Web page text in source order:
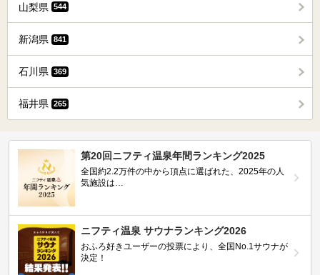
山梨県 544
新潟県 841
石川県 369
福井県 265
第20回ニフティ温泉年間ランキング2025
全国約2.2万件の中から頂点に選ばれた、2025年の人
気施設は…
ニフティ温泉 サウナランキング2026
おふろ好きユーザーの投票により、全国No.1サウナが
決定！